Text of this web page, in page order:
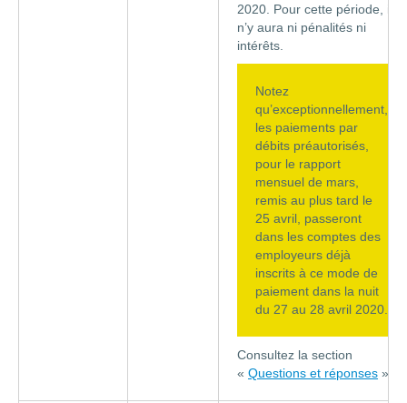
2020. Pour cette période, il
n’y aura ni pénalités ni
intérêts.
Notez
qu’exceptionnellement,
les paiements par
débits préautorisés,
pour le rapport
mensuel de mars,
remis au plus tard le
25 avril, passeront
dans les comptes des
employeurs déjà
inscrits à ce mode de
paiement dans la nuit
du 27 au 28 avril 2020.
Consultez la section
« Questions et réponses ».